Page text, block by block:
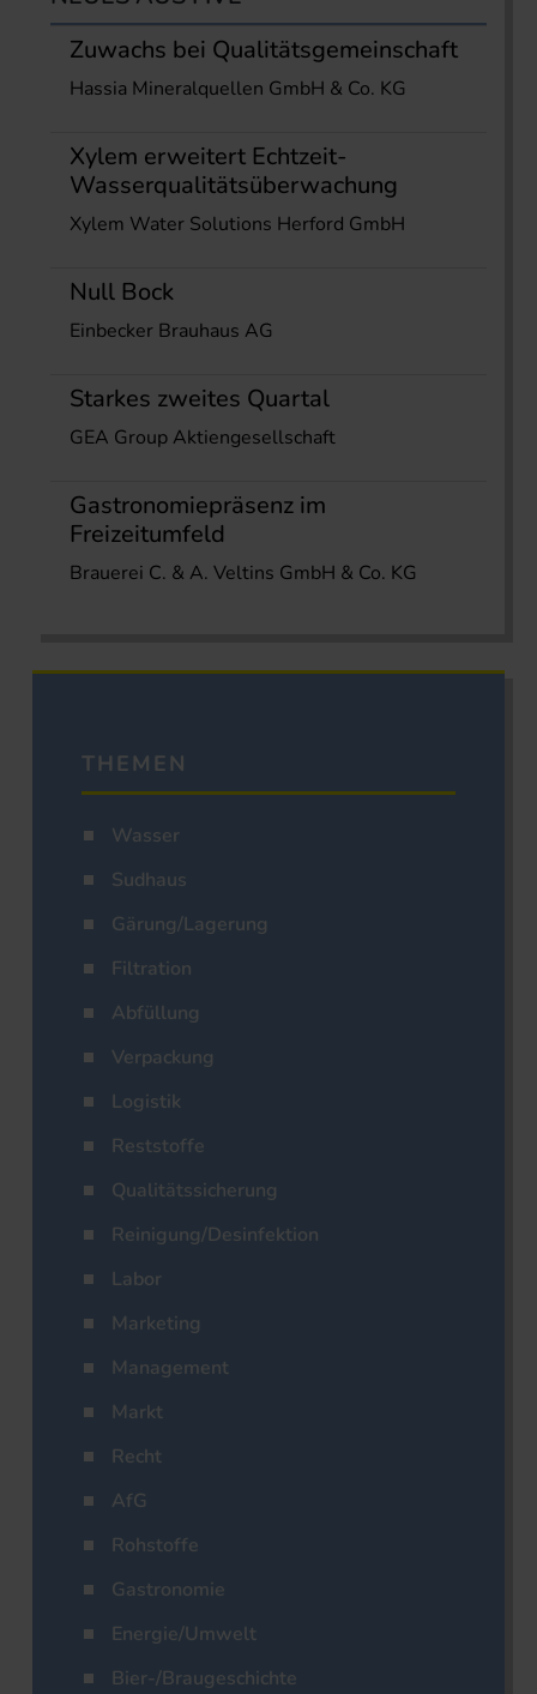
Zuwachs bei Qualitätsgemeinschaft
Hassia Mineralquellen GmbH & Co. KG
Xylem erweitert Echtzeit-
Wasserqualitätsüberwachung
Xylem Water Solutions Herford GmbH
Null Bock
Einbecker Brauhaus AG
Starkes zweites Quartal
GEA Group Aktiengesellschaft
Gastronomiepräsenz im
Freizeitumfeld
Brauerei C. & A. Veltins GmbH & Co. KG
THEMEN
Wasser
Sudhaus
Gärung/Lagerung
Filtration
Abfüllung
Verpackung
Logistik
Reststoffe
Qualitätssicherung
Reinigung/Desinfektion
Labor
Marketing
Management
Markt
Recht
AfG
Rohstoffe
Gastronomie
Energie/Umwelt
Bier-/Braugeschichte